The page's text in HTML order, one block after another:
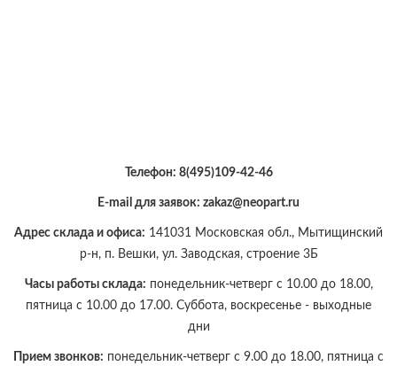
Телефон: 8(495)109-42-46
E-mail для заявок: zakaz@neopart.ru
Адрес склада и офиса: 141031 Московская обл., Мытищинский
р-н, п. Вешки, ул. Заводская, строение 3Б
Часы работы склада: понедельник-четверг с 10.00 до 18.00,
пятница с 10.00 до 17.00. Суббота, воскресенье - выходные
дни
Прием звонков: понедельник-четверг с 9.00 до 18.00, пятница с